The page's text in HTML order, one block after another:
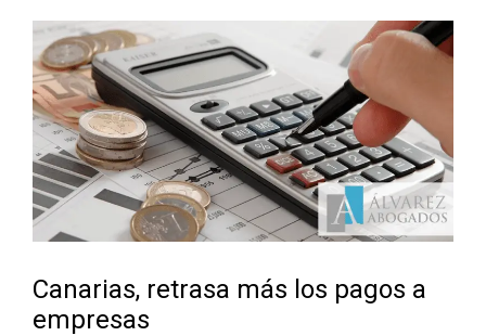
Canarias, retrasa más los pagos a
empresas